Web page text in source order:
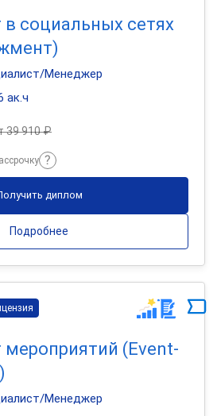
социальных сетях
Менеджер
ак.ч
39 910 ₽
диплом
Подробнее
(Event-
Менеджер